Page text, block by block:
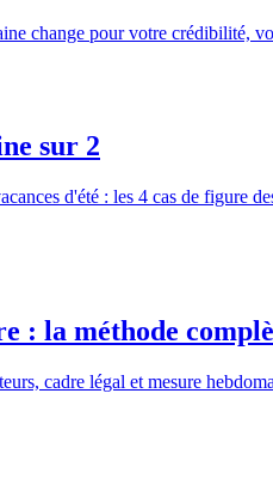
change pour votre crédibilité,
sur 2
d'été : les 4 cas de figure
: la méthode
cadre légal et mesure